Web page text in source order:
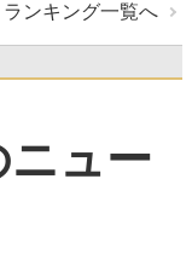
ランキング一覧へ
ニュー